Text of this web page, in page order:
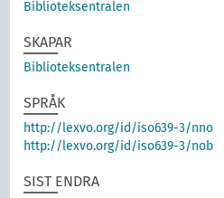
Biblioteksentralen
SKAPAR
Biblioteksentralen
SPRÅK
http://lexvo.org/id/iso639-3/nno
http://lexvo.org/id/iso639-3/nob
SIST ENDRA